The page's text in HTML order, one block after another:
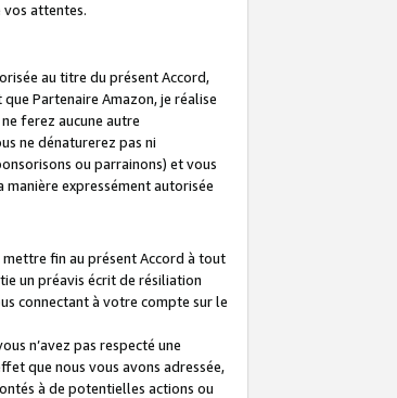
attentes.
au titre du présent Accord,
Partenaire Amazon, je réalise
ferez aucune autre
ne dénaturerez pas ni
ou parrainons) et vous
expressément autorisée
fin au présent Accord à tout
un préavis écrit de résiliation
connectant à votre compte sur le
n’avez pas respecté une
que nous vous avons adressée,
à de potentielles actions ou